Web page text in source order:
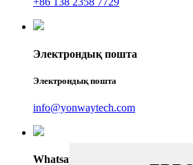
Электрондық пошта
Электрондық пошта
info@yonwaytech.com
Whatsapp